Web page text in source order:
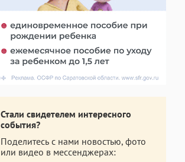
Стали свидетелем интересного
события?
Поделитесь с нами новостью, фото
или видео в мессенджерах: